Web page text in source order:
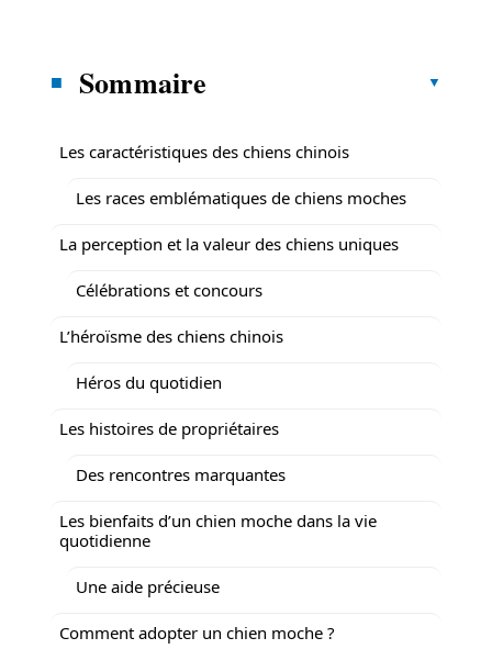
Sommaire
Les caractéristiques des chiens chinois
Les races emblématiques de chiens moches
La perception et la valeur des chiens uniques
Célébrations et concours
L’héroïsme des chiens chinois
Héros du quotidien
Les histoires de propriétaires
Des rencontres marquantes
Les bienfaits d’un chien moche dans la vie
quotidienne
Une aide précieuse
Comment adopter un chien moche ?